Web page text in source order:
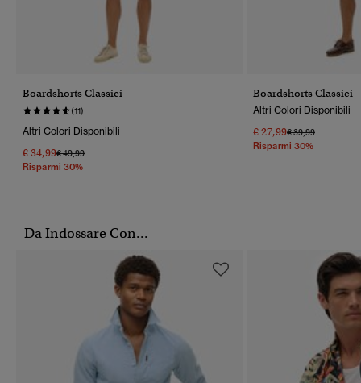
Boardshorts Classici
(11)
Altri Colori Disponibili
€ 34,99Prezzo Ridotto Da
€ 49,99A
Risparmi 30%
Boardshorts Classici
Altri Colori Disponibili
€ 27,99Prezzo Ridotto Da
€ 39,99A
Risparmi 30%
Da Indossare Con...